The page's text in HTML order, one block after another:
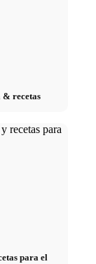
& recetas
para el